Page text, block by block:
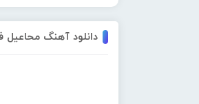
دانلود آهنگ